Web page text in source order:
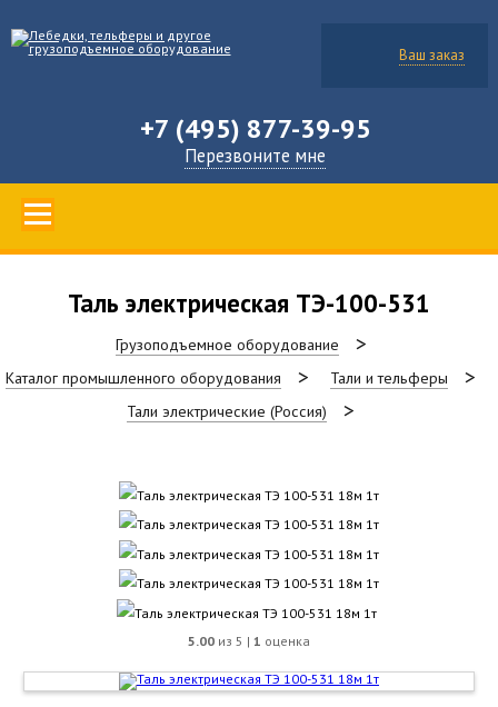
Ваш заказ
+7 (495) 877-39-95
Перезвоните мне
Таль электрическая ТЭ-100-531
Грузоподъемное оборудование
Каталог промышленного оборудования
Тали и тельферы
Тали электрические (Россия)
5.00 из 5 | 1 оценка